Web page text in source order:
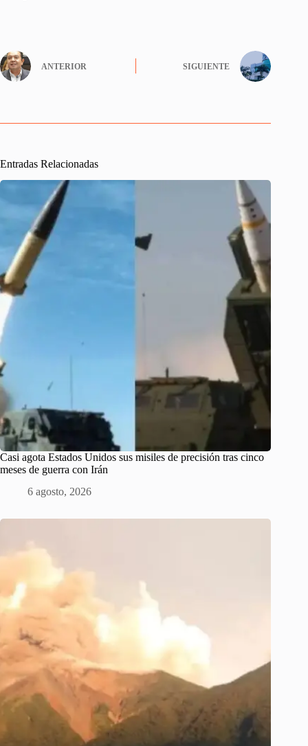
ANTERIOR SIGUIENTE
Entradas Relacionadas
Casi agota Estados Unidos sus misiles de precisión tras cinco
meses de guerra con Irán
6 agosto, 2026